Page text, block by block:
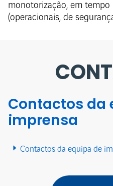
monotorização, em tempo
(operacionais, de
Contactos da
imprensa
Contactos da equipa de